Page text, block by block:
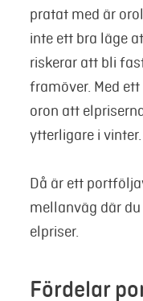
pratat med är
inte ett bra läge
riskerar att bli
framöver. Med
oron att
ytterligare i vinter.
Då är ett
mellanväg där
elpriser.
Fördelar